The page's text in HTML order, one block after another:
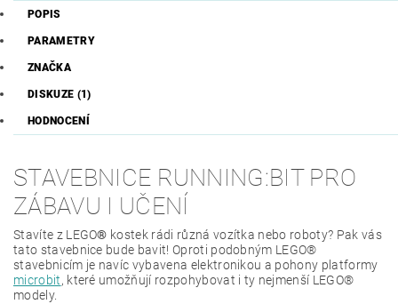
POPIS
PARAMETRY
ZNAČKA
DISKUZE (1)
HODNOCENÍ
STAVEBNICE RUNNING:BIT PRO
ZÁBAVU I UČENÍ
Stavíte z LEGO® kostek rádi různá vozítka nebo roboty? Pak vás
tato stavebnice bude bavit! Oproti podobným LEGO®
stavebnicím je navíc vybavena elektronikou a pohony platformy
microbit, které umožňují rozpohybovat i ty nejmenší LEGO®
modely.